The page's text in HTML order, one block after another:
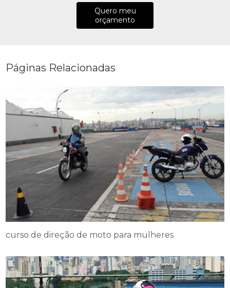
Quero meu
orçamento
Páginas Relacionadas
curso de direção de moto para mulheres